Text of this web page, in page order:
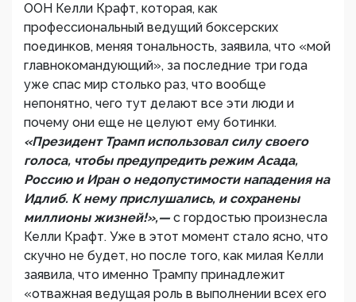
ООН Келли Крафт, которая, как
профессиональный ведущий боксерских
поединков, меняя тональность, заявила, что «мой
главнокомандующий», за последние три года
уже спас мир столько раз, что вообще
непонятно, чего тут делают все эти люди и
почему они еще не целуют ему ботинки.
«Президент Трамп использовал силу своего
голоса, чтобы предупредить режим Асада,
Россию и Иран о недопустимости нападения на
Идлиб. К нему прислушались, и сохранены
миллионы жизней!»,— с гордостью произнесла
Келли Крафт. Уже в этот момент стало ясно, что
скучно не будет, но после того, как милая Келли
заявила, что именно Трампу принадлежит
«отважная ведущая роль в выполнении всех его